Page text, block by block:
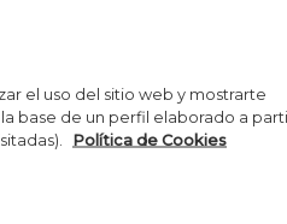
el uso del sitio web y mostrarte
base de un perfil elaborado a
Política de Cookies